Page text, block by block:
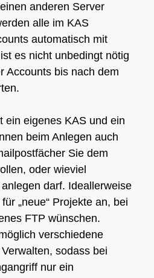
anderen Server
alle im KAS
automatisch mit
es nicht unbedingt nötig
Accounts bis nach dem
ein eigenes KAS und ein
beim Anlegen auch
Sie dem
oder wieviel
darf. Ideallerweise
„neue“ Projekte an, bei
FTP wünschen.
verschiedene
sodass bei
nur ein